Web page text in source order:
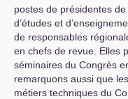
postes de présidentes
d’études et
de responsables
en chefs de revue. Elles
séminaires du Congrès
remarquons aussi que
métiers techniques du